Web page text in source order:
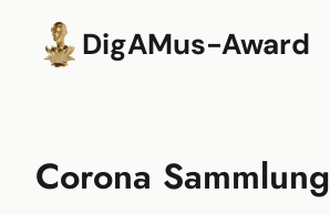
springen
DigAMus-Award
Corona Sammlung